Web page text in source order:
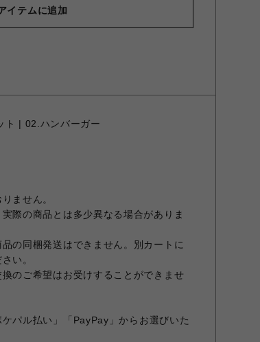
イテムに追加
ト | 02.ハンバーガー
ません。
際の商品とは多少異なる場合がありま
の同梱発送はできません。別カートに
い。
のご希望はお受けすることができませ
パル払い」「PayPay」からお選びいた